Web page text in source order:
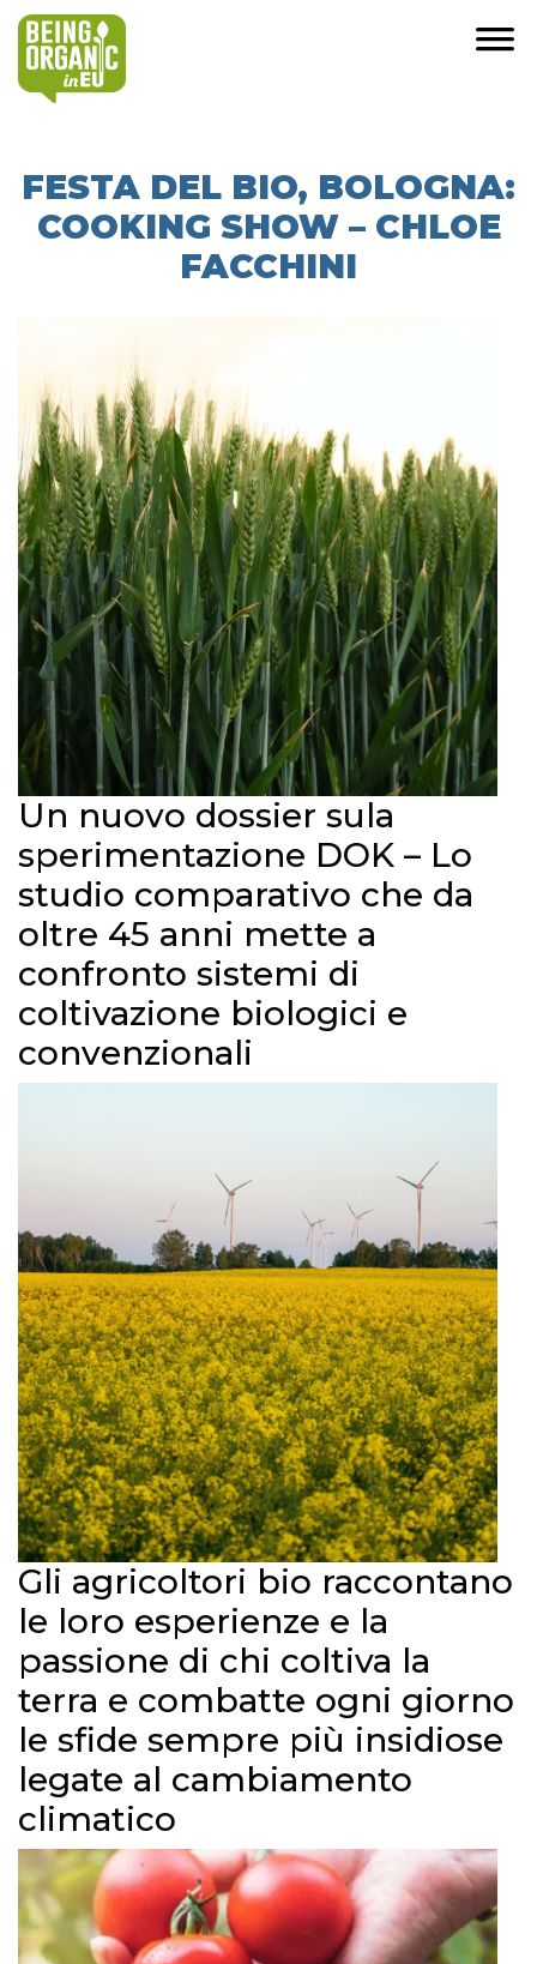
FESTA DEL BIO, BOLOGNA:
COOKING SHOW – CHLOE
FACCHINI
Un nuovo dossier sula
sperimentazione DOK – Lo
studio comparativo che da
oltre 45 anni mette a
confronto sistemi di
coltivazione biologici e
convenzionali
Gli agricoltori bio raccontano
le loro esperienze e la
passione di chi coltiva la
terra e combatte ogni giorno
le sfide sempre più insidiose
legate al cambiamento
climatico